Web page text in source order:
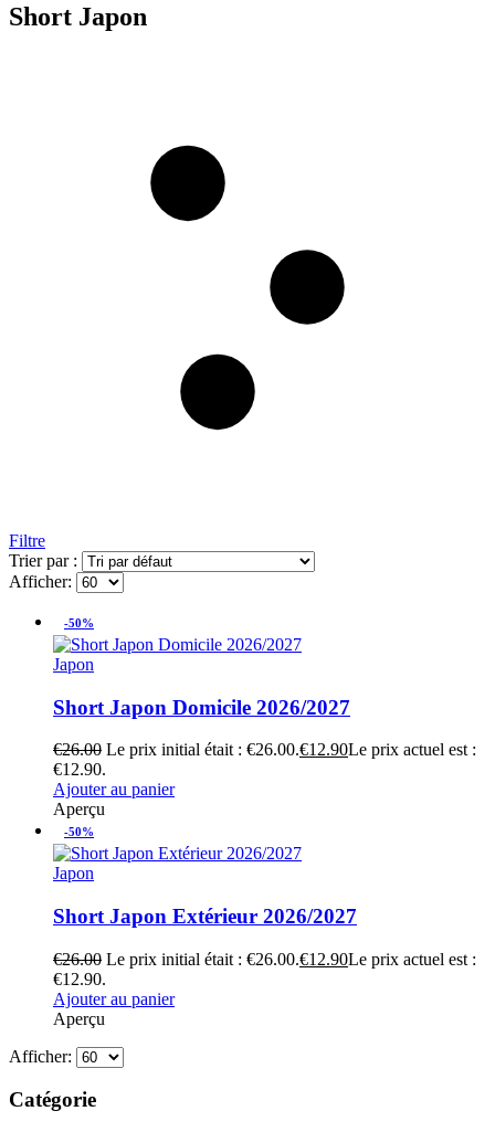
Short Japon
Filtre
Trier par :
Afficher:
-50%
Japon
Short Japon Domicile 2026/2027
€26.00 Le prix initial était : €26.00.€12.90Le prix actuel est :
€12.90.
Ajouter au panier
Aperçu
-50%
Japon
Short Japon Extérieur 2026/2027
€26.00 Le prix initial était : €26.00.€12.90Le prix actuel est :
€12.90.
Ajouter au panier
Aperçu
Afficher:
Catégorie